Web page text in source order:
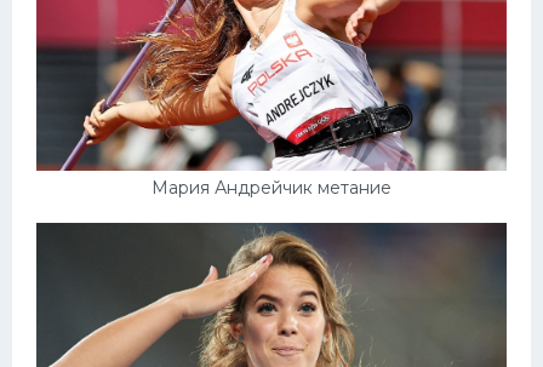
Мария Андрейчик метание